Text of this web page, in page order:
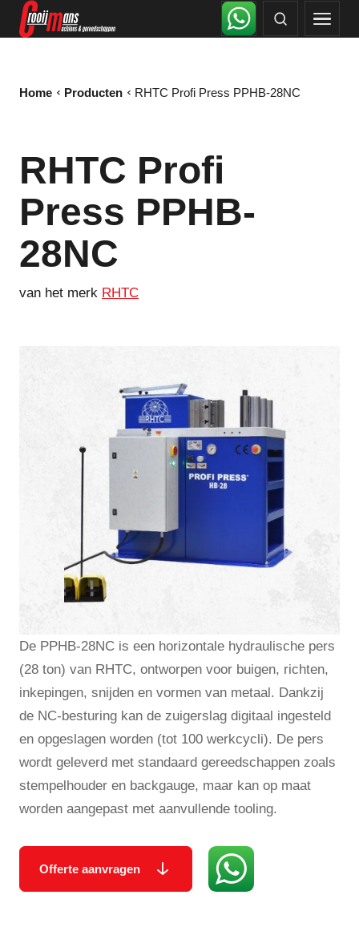
Home Producten RHTC Profi Press PPHB-28NC
RHTC Profi
Press PPHB-
28NC
van het merk RHTC
De PPHB-28NC is een horizontale hydraulische pers
(28 ton) van RHTC, ontworpen voor buigen, richten,
inkepingen, snijden en vormen van metaal. Dankzij
de NC-besturing kan de zuigerslag digitaal ingesteld
en opgeslagen worden (tot 100 werkcycli). De pers
wordt geleverd met standaard gereedschappen zoals
stempelhouder en backgauge, maar kan op maat
worden aangepast met aanvullende tooling.
Offerte aanvragen